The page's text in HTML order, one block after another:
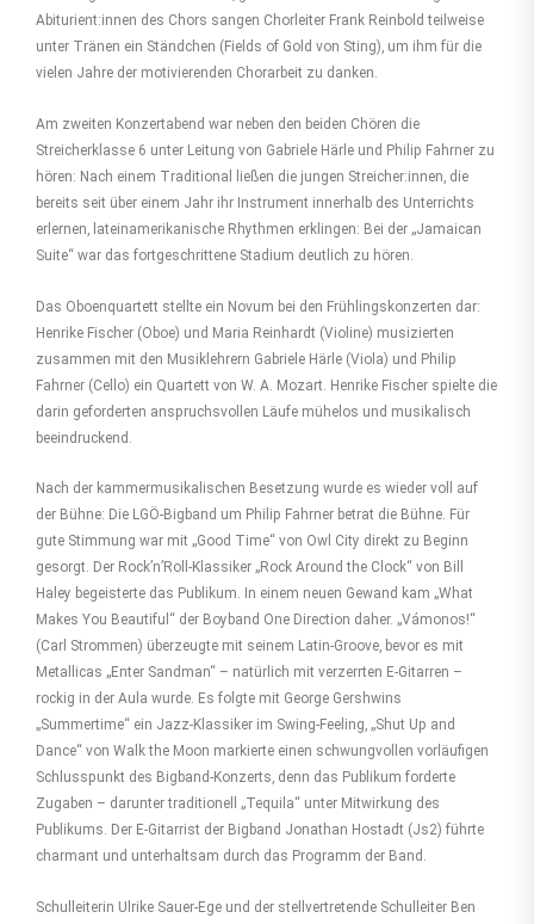
Abiturient:innen des Chors sangen Chorleiter Frank Reinbold teilweise
unter Tränen ein Ständchen (Fields of Gold von Sting), um ihm für die
vielen Jahre der motivierenden Chorarbeit zu danken.
Am zweiten Konzertabend war neben den beiden Chören die
Streicherklasse 6 unter Leitung von Gabriele Härle und Philip Fahrner zu
hören: Nach einem Traditional ließen die jungen Streicher:innen, die
bereits seit über einem Jahr ihr Instrument innerhalb des Unterrichts
erlernen, lateinamerikanische Rhythmen erklingen: Bei der „Jamaican
Suite“ war das fortgeschrittene Stadium deutlich zu hören.
Das Oboenquartett stellte ein Novum bei den Frühlingskonzerten dar:
Henrike Fischer (Oboe) und Maria Reinhardt (Violine) musizierten
zusammen mit den Musiklehrern Gabriele Härle (Viola) und Philip
Fahrner (Cello) ein Quartett von W. A. Mozart. Henrike Fischer spielte die
darin geforderten anspruchsvollen Läufe mühelos und musikalisch
beeindruckend.
Nach der kammermusikalischen Besetzung wurde es wieder voll auf
der Bühne: Die LGÖ-Bigband um Philip Fahrner betrat die Bühne. Für
gute Stimmung war mit „Good Time“ von Owl City direkt zu Beginn
gesorgt. Der Rock’n’Roll-Klassiker „Rock Around the Clock“ von Bill
Haley begeisterte das Publikum. In einem neuen Gewand kam „What
Makes You Beautiful“ der Boyband One Direction daher. „Vámonos!“
(Carl Strommen) überzeugte mit seinem Latin-Groove, bevor es mit
Metallicas „Enter Sandman“ – natürlich mit verzerrten E-Gitarren –
rockig in der Aula wurde. Es folgte mit George Gershwins
„Summertime“ ein Jazz-Klassiker im Swing-Feeling, „Shut Up and
Dance“ von Walk the Moon markierte einen schwungvollen vorläufigen
Schlusspunkt des Bigband-Konzerts, denn das Publikum forderte
Zugaben – darunter traditionell „Tequila“ unter Mitwirkung des
Publikums. Der E-Gitarrist der Bigband Jonathan Hostadt (Js2) führte
charmant und unterhaltsam durch das Programm der Band.
Schulleiterin Ulrike Sauer-Ege und der stellvertretende Schulleiter Ben